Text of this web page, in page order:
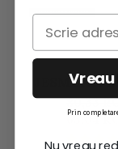
GHID
NOVICE LA
80,33
63,04
Vreau
Prin
Nu vreau